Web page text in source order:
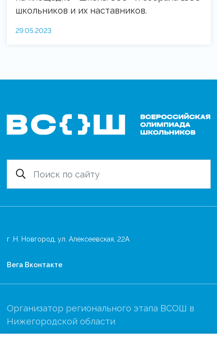
школьников и их наставников.
29.05.2023
г .Н. Новгород, ул. Алексеевская, 22А
Вега Вконтакте
Организатор регионального этапа ВСОШ в
Нижегородской области